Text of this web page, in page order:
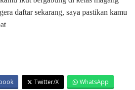
daftar sekarang, saya pastikan kamu
Twitter/X
WhatsApp